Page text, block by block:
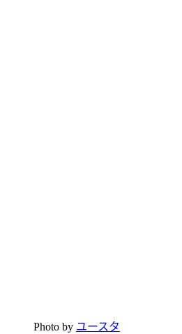
Photo by ユースタ